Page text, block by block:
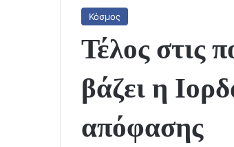
Κόσμος
Τέλος στις
βάζει η
απόφασης